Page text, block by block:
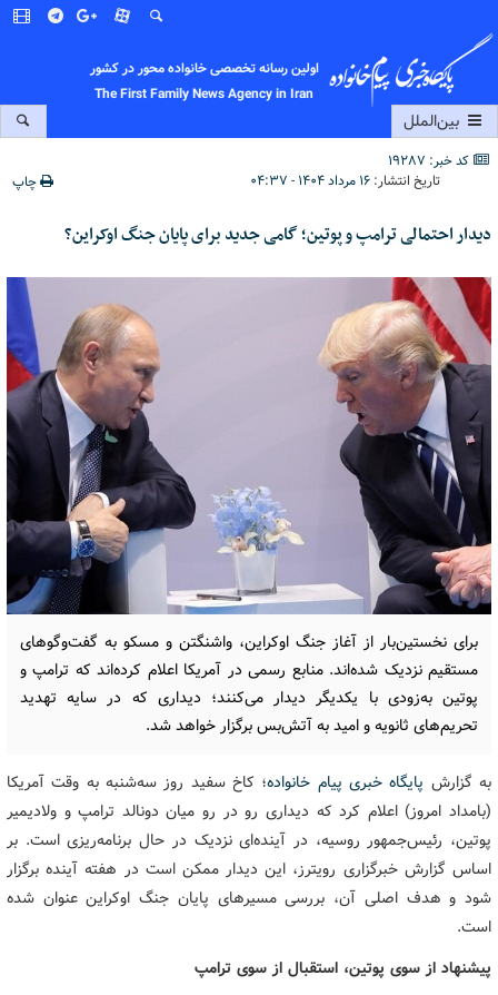
اولین رسانه تخصصی خانواده محور در کشور
The First Family News Agency in Iran
بین‌الملل
کد خبر: 19287
تاریخ انتشار: ۱۶ مرداد ۱۴۰۴ - ۰۴:۳۷ چاپ
دیدار احتمالی ترامپ و پوتین؛ گامی جدید برای پایان جنگ اوکراین؟
برای نخستین‌بار از آغاز جنگ اوکراین، واشنگتن و مسکو به گفت‌وگوهای
مستقیم نزدیک شده‌اند. منابع رسمی در آمریکا اعلام کرده‌اند که ترامپ و
پوتین به‌زودی با یکدیگر دیدار می‌کنند؛ دیداری که در سایه تهدید
تحریم‌های ثانویه و امید به آتش‌بس برگزار خواهد شد.
به گزارش پایگاه خبری پیام خانواده؛ کاخ سفید روز سه‌شنبه به وقت آمریکا
(بامداد امروز) اعلام کرد که دیداری رو در رو میان دونالد ترامپ و ولادیمیر
پوتین، رئیس‌جمهور روسیه، در آینده‌ای نزدیک در حال برنامه‌ریزی است. بر
اساس گزارش خبرگزاری رویترز، این دیدار ممکن است در هفته آینده برگزار
شود و هدف اصلی آن، بررسی مسیرهای پایان جنگ اوکراین عنوان شده
است.
پیشنهاد از سوی پوتین، استقبال از سوی ترامپ